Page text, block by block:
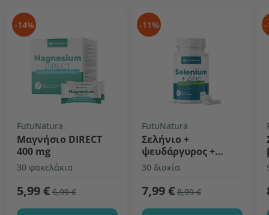
-14%
FutuNatura
Μαγνήσιο DIRECT
400 mg
30 φακελάκια
5,99 € 6,99 €
-11%
FutuNatura
Σελήνιο +
ψευδάργυρος +
βιταμίνες
30 δισκία
7,99 € 8,99 €
-